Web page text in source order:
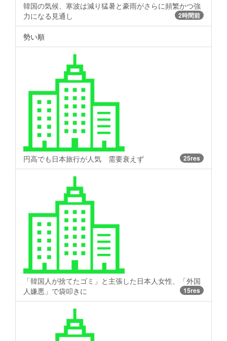
韓国の気候、寒波は減り猛暑と豪雨がさらに頻繁かつ強
力になる見通し
2時間前
勢い順
円高でも日本旅行が人気 需要衰えず 25res
「韓国人が捨てたゴミ」と主張した日本人女性、「外国
人嫌悪」で袋叩きに
15res